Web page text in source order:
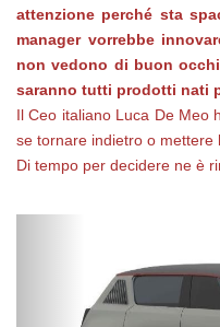
attenzione perché sta
manager vorrebbe
non vedono di buon
saranno tutti prodotti nati
Il Ceo italiano Luca De Meo
se tornare indietro o mettere
Di tempo per decidere ne è